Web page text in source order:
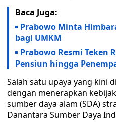
Baca Juga:
Prabowo Minta
bagi UMKM
Prabowo Resmi Teken
Pensiun hingga
Salah satu upaya yang kini
dengan menerapkan
sumber daya alam (SDA)
Danantara Sumber Daya